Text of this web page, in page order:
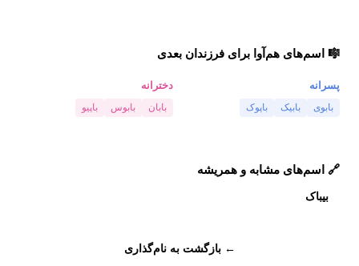
🎼 اسم‌های هم‌آوا برای فرزندان بعدی
پسرانه
بابوی بابیک باپوک
دخترانه
بابان بابوس باپیو
🔗 اسم‌های مشابه و همریشه
بیباک
← بازگشت به نام‌گذاری